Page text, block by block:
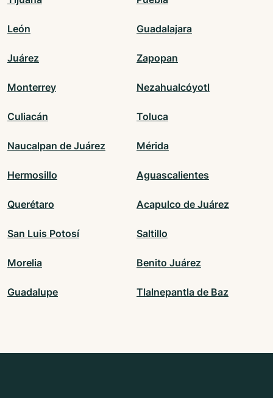
León Guadalajara
Juárez Zapopan
Monterrey Nezahualcóyotl
Culiacán Toluca
Naucalpan de Juárez Mérida
Hermosillo Aguascalientes
Querétaro Acapulco de Juárez
San Luis Potosí Saltillo
Morelia Benito Juárez
Guadalupe Tlalnepantla de Baz